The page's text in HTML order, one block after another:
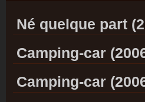
Né quelque part
Camping-car
Camping-car